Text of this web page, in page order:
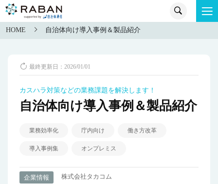
HOME 自治体向け導入事例＆製品紹介
最終更新日：2026/01/01
カスハラ対策などの業務課題を解決します！
自治体向け導入事例＆製品紹介
業務効率化 庁内向け 働き方改革
導入事例集 オンプレミス
企業情報 株式会社タカコム